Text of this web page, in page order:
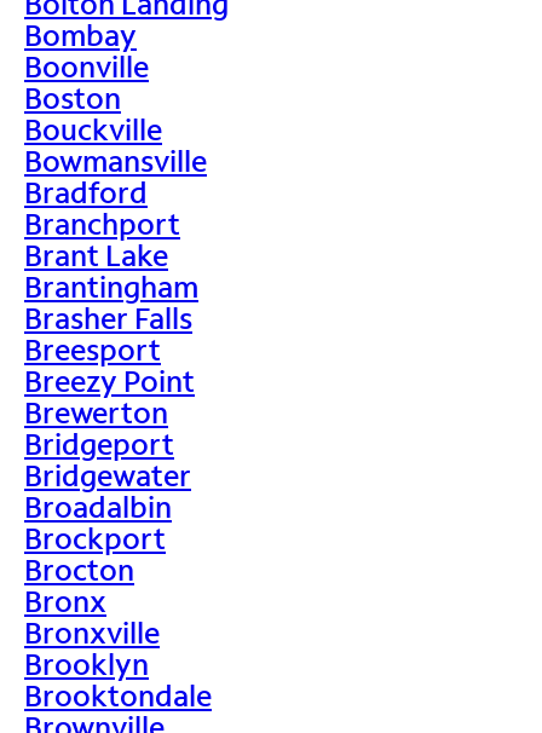
Bombay
Boonville
Boston
Bouckville
Bowmansville
Bradford
Branchport
Brant Lake
Brantingham
Brasher Falls
Breesport
Breezy Point
Brewerton
Bridgeport
Bridgewater
Broadalbin
Brockport
Brocton
Bronx
Bronxville
Brooklyn
Brooktondale